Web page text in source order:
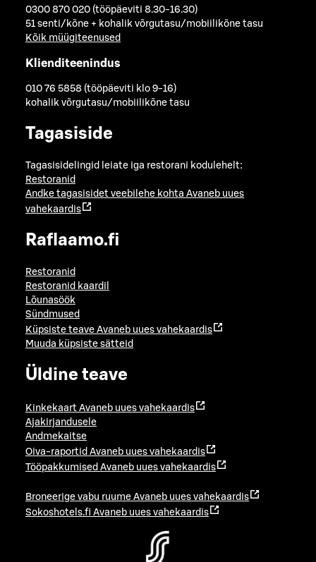
0300 870 020 (tööpäeviti 8.30-16.30)
51 senti/kõne + kohalik võrgutasu/mobiilikõne tasu
Kõik müügiteenused
Klienditeenindus
010 76 5858 (tööpäeviti klo 9-16)
kohalik võrgutasu/mobiilikõne tasu
Tagasiside
Tagasisidelingid leiate iga restorani kodulehelt:
Restoranid
Andke tagasisidet veebilehe kohta Avaneb uues
vahekaardis
Raflaamo.fi
Restoranid
Restoranid kaardil
Lõunasöök
Sündmused
Küpsiste teave Avaneb uues vahekaardis
Muuda küpsiste sätteid
Üldine teave
Kinkekaart Avaneb uues vahekaardis
Ajakirjandusele
Andmekaitse
Oiva-raportid Avaneb uues vahekaardis
Tööpakkumised Avaneb uues vahekaardis
Broneerige vabu ruume Avaneb uues vahekaardis
Sokoshotels.fi Avaneb uues vahekaardis